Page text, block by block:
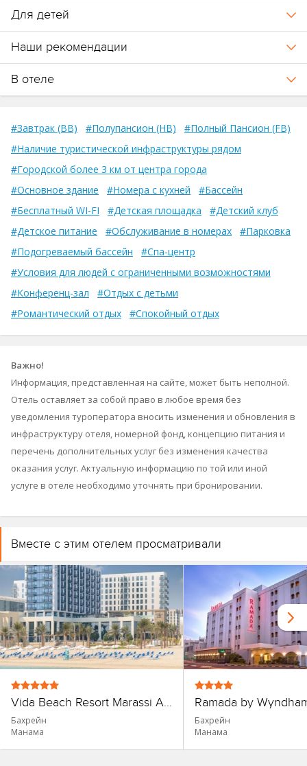
Для детей
Наши рекомендации
В отеле
#Завтрак (BB) #Полупансион (HB)
#Полный Пансион (FB)
#Наличие туристической инфраструктуры рядом
#Городской более 3 км от центра города
#Основное здание
#Номера с кухней
#Бассейн
#Бесплатный WI-FI
#Детская площадка
#Детский клуб
#Детское питание
#Обслуживание в номерах
#Парковка
#Подогреваемый бассейн
#Спа-центр
#Условия для людей с ограниченными возможностями
#Конференц-зал
#Отдых с детьми
#Романтический отдых
#Спокойный отдых
Важно!
Информация, представленная на сайте, может быть неполной.
Отель оставляет за собой право в любое время без
уведомления туроператора вносить изменения и обновления в
инфраструктуру отеля, номерной фонд, концепцию питания и
перечень дополнительных услуг без изменения качества
оказания услуг. Актуальную информацию по той или иной
услуге в отеле необходимо уточнять при бронировании.
Вместе с этим отелем просматривали
Vida Beach Resort Marassi Al Bahrain
Бахрейн
Манама
Ramada by
Бахрейн
Манама